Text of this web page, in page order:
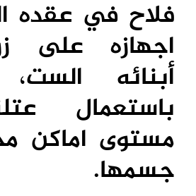
فلاح في عقده
اجهازه على
أبنائه
باستعمال
مستوى اماكن
جسمها.